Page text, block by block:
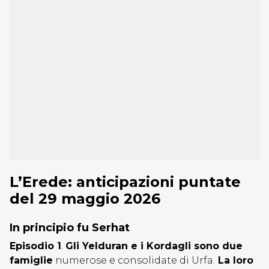
L’Erede: anticipazioni puntate
del 29 maggio 2026
In principio fu Serhat
Episodio 1. Gli Yelduran e i Kordagli sono due
famiglie numerose e consolidate di Urfa. La loro